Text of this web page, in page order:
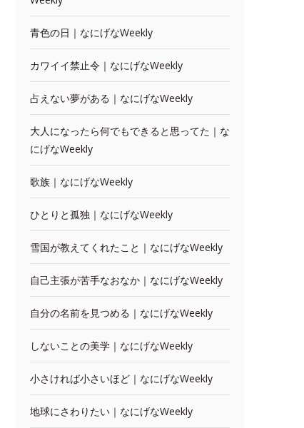
青色の日｜なにげなWeekly
カワイイ禁止令｜なにげなWeekly
占えない夢がある｜なにげなWeekly
大人になったら何でもできると思ってた｜な
にげなWeekly
歌族｜なにげなWeekly
ひとりと孤独｜なにげなWeekly
雪国が教えてくれたこと｜なにげなWeekly
自己主張が苦手なおなか｜なにげなWeekly
自分の名前を見つめる｜なにげなWeekly
しないことの美学｜なにげなWeekly
小さければ小さいほど｜なにげなWeekly
地球にさわりたい｜なにげなWeekly